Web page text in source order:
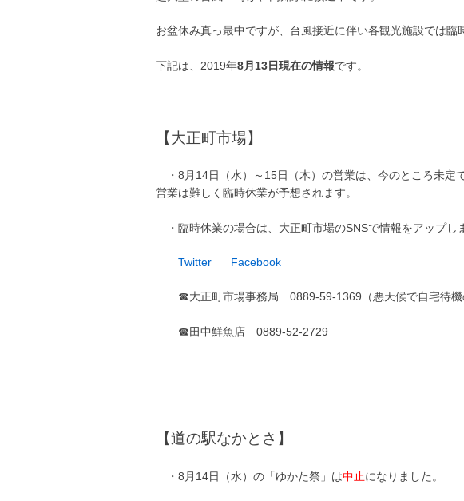
お盆休み真っ最中ですが、台風接近に伴い各観光施設では臨
下記は、2019年8月13日現在の情報です。
【大正町市場】
・8月14日（水）～15日（木）の営業は、今のところ未
営業は難しく臨時休業が予想されます。
・臨時休業の場合は、大正町市場のSNSで情報をアップし
Twitter Facebook
☎大正町市場事務局 0889-59-1369（悪天候で自宅待機
☎田中鮮魚店 0889-52-2729
【道の駅なかとさ】
・8月14日（水）の「ゆかた祭」は中止になりました。